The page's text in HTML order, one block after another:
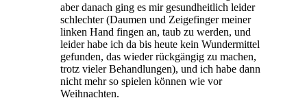
aber danach ging es mir gesundheitlich leider
schlechter (Daumen und Zeigefinger meiner
linken Hand fingen an, taub zu werden, und
leider habe ich da bis heute kein Wundermittel
gefunden, das wieder rückgängig zu machen,
trotz vieler Behandlungen), und ich habe dann
nicht mehr so spielen können wie vor
Weihnachten.